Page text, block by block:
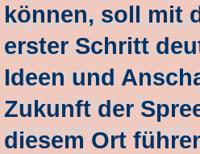
können, soll mit
erster Schritt
Ideen und
Zukunft der
diesem Ort